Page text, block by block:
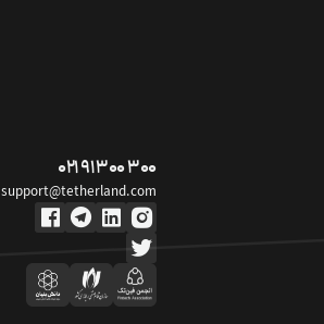
۰۲۱ ۹۱ ۳۰۰ ۳۰۰
support@tetherland.com